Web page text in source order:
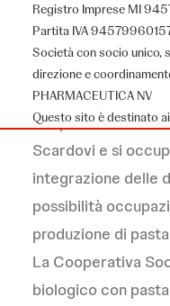
Registro Imprese MI
Partita IVA
Società con socio unico,
direzione e
PHARMACEUTICA NV
Questo sito è destinato
Il Progetto
Botteghe e
cooperativa nata in
Scardovi e si
integrazione delle
possibilità
produzione di
La Cooperativa
biologico con